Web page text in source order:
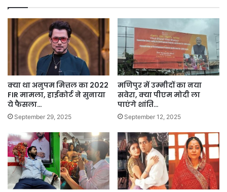
क्या था अनुपम मित्तल का 2022
FIR मामला, हाईकोर्ट ने सुनाया
ये फैसला…
September 29, 2025
मणिपुर में उम्मीदों का नया
सवेरा, क्या पीएम मोदी ला
पाएंगे शांति…
September 12, 2025